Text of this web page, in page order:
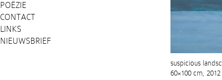
POËZIE
CONTACT
LINKS
NIEUWSBRIEF
suspicious
60×100 cm, 2012